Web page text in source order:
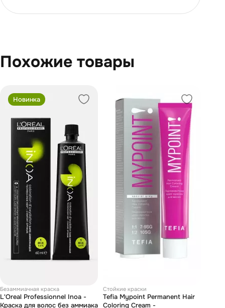
Похожие товары
Новинка
Безаммиачная краска
L'Oreal Professionnel Inoa -
Краска для волос без аммиака
Стойкие краски
Tefia Mypoint Permanent Hair
Coloring Cream -